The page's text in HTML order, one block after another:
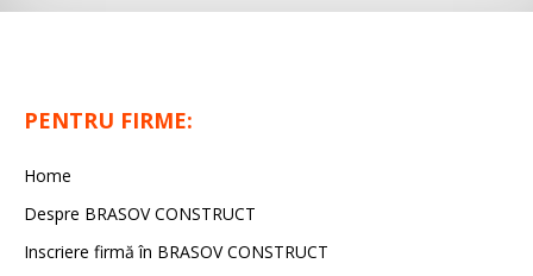
PENTRU FIRME:
Home
Despre BRASOV CONSTRUCT
Inscriere firmă în BRASOV CONSTRUCT